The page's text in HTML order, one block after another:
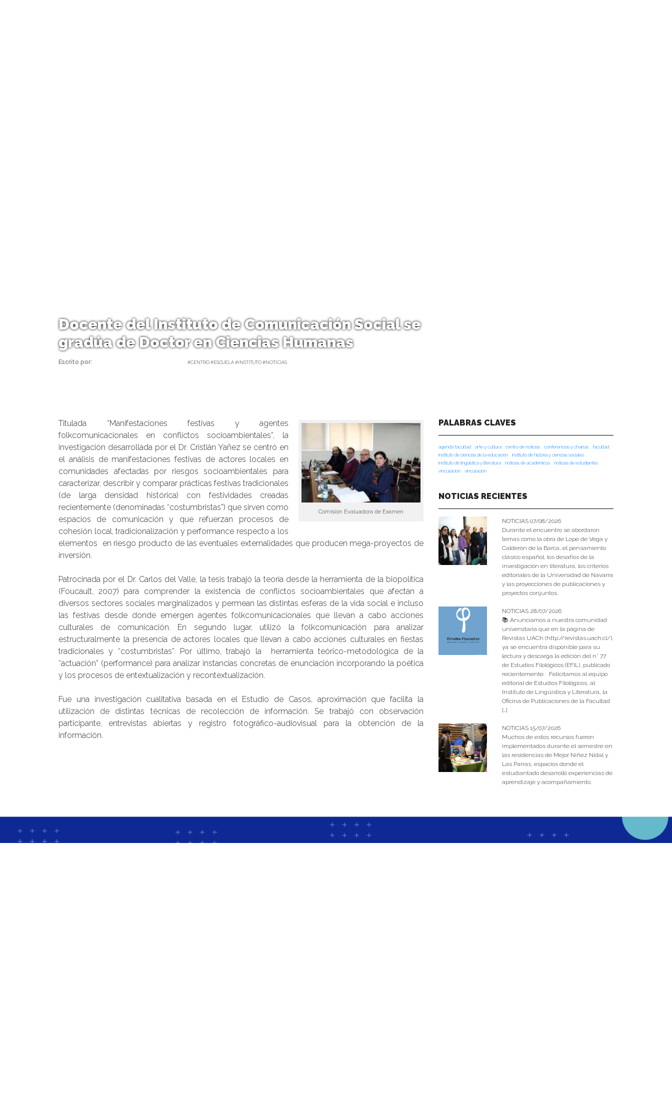
Docente del Instituto de Comunicación Social se
gradúa de Doctor en Ciencias Humanas
Escrito por: #CENTRO #ESCUELA #INSTITUTO #NOTICIAS
Comisión Evaluadora de Examen
Titulada “Manifestaciones festivas y agentes
folkcomunicacionales en conflictos socioambientales”, la
investigación desarrollada por el Dr. Cristián Yañez se centró en
el análisis de manifestaciones festivas de actores locales en
comunidades afectadas por riesgos socioambientales para
caracterizar, describir y comparar prácticas festivas tradicionales
(de larga densidad histórica) con festividades creadas
recientemente (denominadas “costumbristas”) que sirven como
espacios de comunicación y que refuerzan procesos de
cohesión local, tradicionalización y performance respecto a los
elementos en riesgo producto de las eventuales externalidades que producen mega-proyectos de
inversión.
Patrocinada por el Dr. Carlos del Valle, la tesis trabajó la teoría desde la herramienta de la biopolítica
(Foucault, 2007) para comprender la existencia de conflictos socioambientales que afectan a
diversos sectores sociales marginalizados y permean las distintas esferas de la vida social e incluso
las festivas desde donde emergen agentes folkcomunicacionales que llevan a cabo acciones
culturales de comunicación. En segundo lugar, utilizó la folkcomunicación para analizar
estructuralmente la presencia de actores locales que llevan a cabo acciones culturales en fiestas
tradicionales y “costumbristas”. Por último, trabajó la herramienta teórico-metodológica de la
“actuación” (performance) para analizar instancias concretas de enunciación incorporando la poética
y los procesos de entextualización y recontextualización.
Fue una investigación cualitativa basada en el Estudio de Casos, aproximación que facilita la
utilización de distintas técnicas de recolección de información. Se trabajó con observación
participante, entrevistas abiertas y registro fotográfico-audiovisual para la obtención de la
información.
PALABRAS CLAVES
agenda facultad arte y cultura centro de noticias conferencias y charlas
facultad
instituto de ciencias de la educación
instituto de historia y ciencias sociales
instituto de lingüística y literatura
noticias de académicos
noticias de estudiantes
vinculacion
vinculación
NOTICIAS RECIENTES
NOTICIAS 07/08/2026
Durante el encuentro se abordaron
temas como la obra de Lope de Vega y
Calderón de la Barca, el pensamiento
clásico español, los desafíos de la
investigación en literatura, los criterios
editoriales de la Universidad de Navarra
y las proyecciones de publicaciones y
proyectos conjuntos.
NOTICIAS 28/07/2026
📚 Anunciamos a nuestra comunidad
universitaria que en la página de
Revistas UACh (http://revistas.uach.cl/),
ya se encuentra disponible para su
lectura y descarga la edición del n° 77
de Estudios Filológicos (EFIL), publicado
recientemente. Felicitamos al equipo
editorial de Estudios Filológicos, al
Instituto de Lingüística y Literatura, la
Oficina de Publicaciones de la Facultad
[…]
NOTICIAS 15/07/2026
Muchos de estos recursos fueron
implementados durante el semestre en
las residencias de Mejor Niñez Nidal y
Las Parras, espacios donde el
estudiantado desarrolló experiencias de
aprendizaje y acompañamiento.